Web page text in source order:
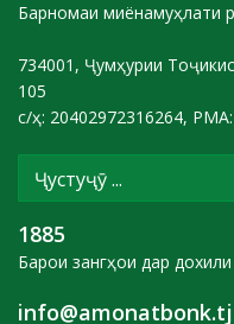
Барномаи миёнамуҳлати
734001, Ҷумҳурии
105
с/ҳ: 20402972316264,
1885
Барои зангҳои дар
info@amonatbonk.tj